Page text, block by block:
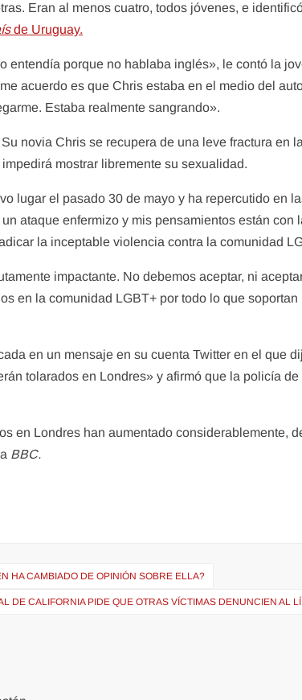
Eran al menos cuatro, todos jóvenes, e
de Uruguay.
entendía porque no hablaba inglés», le contó la
acuerdo es que Chris estaba en el medio del
Estaba realmente sangrando».
novia Chris se recupera de una leve fractura en
mostrar libremente su sexualidad.
lugar el pasado 30 de mayo y ha repercutido en
ataque enfermizo y mis pensamientos están con
la inceptable violencia contra la comunidad
impactante. No debemos aceptar, ni
en la comunidad LGBT+ por todo lo que
en un mensaje en su cuenta Twitter en el que
tolarados en Londres» y afirmó que la policía
en Londres han aumentado considerablemente,
BBC.
HA CAMBIADO DE OPINIÓN SOBRE ELLA?
DE CALIFORNIA PIDE QUE OTRAS VÍCTIMAS DENUNCIEN AL